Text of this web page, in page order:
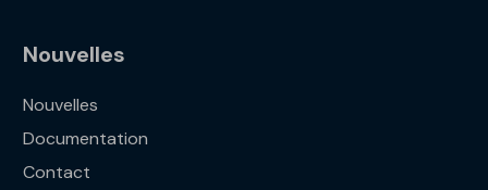
Nouvelles
Nouvelles
Documentation
Contact